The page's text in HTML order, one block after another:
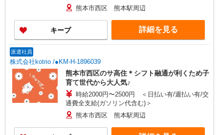
熊本市西区 熊本駅周辺
キープ 詳細を見る
派遣社員
株式会社kotrio /●KM-H-1896039
熊本市西区のサ高住＊シフト融通が利くため子
育て世代から大人気♪
時給2000円〜2500円 ＜日払い有/週払い有/交
通費全支給(ガソリン代含む)＞
熊本市西区 熊本駅周辺